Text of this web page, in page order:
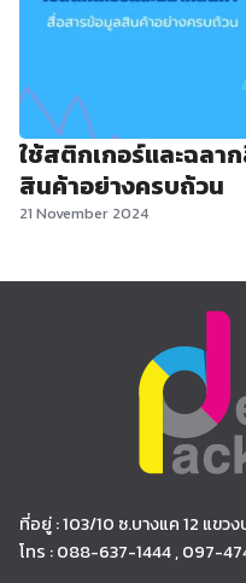
ใช้สติกเกอร์และฉลา
สินค้าอย่างครบถ้วน
21 November 2024
ที่อยู่ : 103/10 ซ.บางแค 12 แขว
โทร : 088-637-1444 , 097-